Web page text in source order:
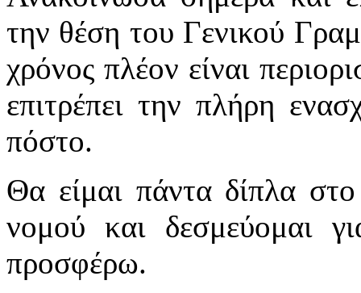
την θέση του Γενικού
χρόνος πλέον είναι
επιτρέπει την πλήρη
πόστο.
Θα είμαι πάντα δίπλα
νομού και δεσμεύομαι
προσφέρω.